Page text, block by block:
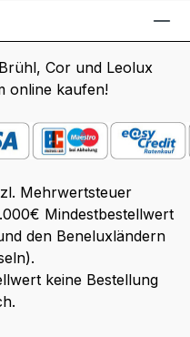
Cor und Leolux
online kaufen!
Mehrwertsteuer
Mindestbestellwert
den Beneluxländern
keine Bestellung